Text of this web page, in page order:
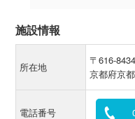
施設情報
所在地
〒616-8434
京都府京
電話番号